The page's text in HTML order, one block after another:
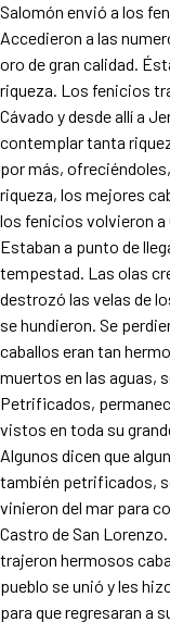
Salomón envió a los
Accedieron a las
oro de gran calidad.
riqueza. Los fenicios
Cávado y desde allí a
contemplar tanta
por más,
riqueza, los mejores
los fenicios volvieron a
Estaban a punto de
tempestad. Las olas
destrozó las velas de
se hundieron. Se
caballos eran tan
muertos en las aguas,
Petrificados,
vistos en toda su
Algunos dicen que
también petrificados,
vinieron del mar para
Castro de San
trajeron hermosos
pueblo se unió y les
para que regresaran a